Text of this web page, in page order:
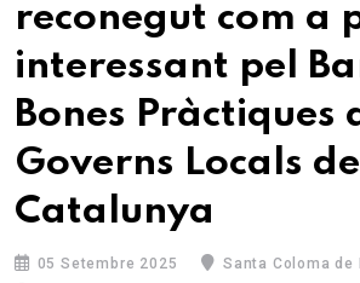
reconegut com a
interessant pel
Bones Pràctiques
Governs Locals de
Catalunya
05 Setembre 2025
Santa Coloma de